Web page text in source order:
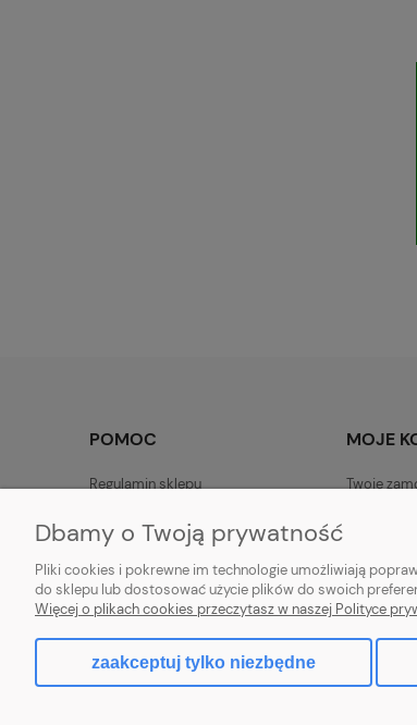
POMOC
Regulamin sklepu
Polityka prywatności - własna
Zwroty i reklamacje
MOJE
Twoje
Sklep rolno-ogrodniczy - DAM-SAD |
Dbamy o Twoją prywatność
Pliki cookies i pokrewne im technologie umożliwiają
do sklepu lub dostosować użycie plików do swoich
Więcej o plikach cookies przeczytasz w naszej Polityce
zaakceptuj tylko niezbędne